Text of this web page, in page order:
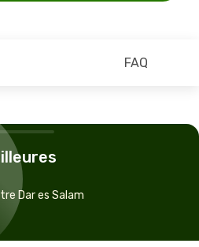
FAQ
Dar es Salam